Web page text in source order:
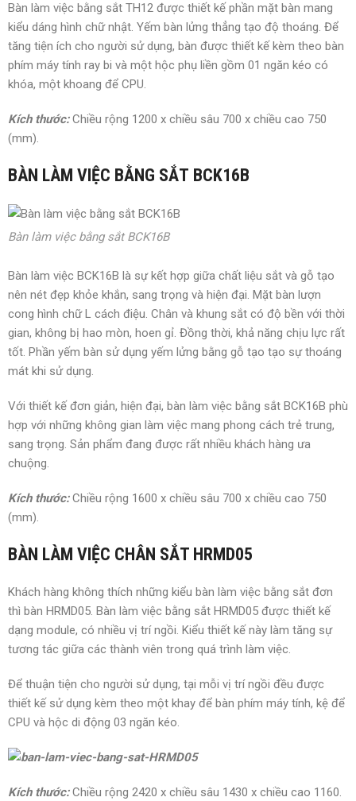
Bàn làm việc bằng sắt TH12 được thiết kế phần mặt bàn mang
kiểu dáng hình chữ nhật. Yếm bàn lửng thẳng tạo độ thoáng. Để
tăng tiện ích cho người sử dụng, bàn được thiết kế kèm theo bàn
phím máy tính ray bi và một hộc phụ liền gồm 01 ngăn kéo có
khóa, một khoang để CPU.
Kích thước:Chiều rộng 1200 x chiều sâu 700 x chiều cao 750
(mm).
BÀN LÀM VIỆC BẰNG SẮT BCK16B
Bàn làm việc bằng sắt BCK16B
Bàn làm việc BCK16B là sự kết hợp giữa chất liệu sắt và gỗ tạo
nên nét đẹp khỏe khắn, sang trọng và hiện đại. Mặt bàn lượn
cong hình chữ L cách điệu. Chân và khung sắt có độ bền với thời
gian, không bị hao mòn, hoen gỉ. Đồng thời, khả năng chịu lực rất
tốt. Phần yếm bàn sử dụng yếm lửng bằng gỗ tạo tạo sự thoáng
mát khi sử dụng.
Với thiết kế đơn giản, hiện đại, bàn làm việc bằng sắt BCK16B phù
hợp với những không gian làm việc mang phong cách trẻ trung,
sang trọng. Sản phẩm đang được rất nhiều khách hàng ưa
chuộng.
Kích thước:Chiều rộng 1600 x chiều sâu 700 x chiều cao 750
(mm).
BÀN LÀM VIỆC CHÂN SẮT HRMD05
Khách hàng không thích những kiểu bàn làm việc bằng sắt đơn
thì bàn HRMD05. Bàn làm việc bằng sắt HRMD05 được thiết kế
dạng module, có nhiều vị trí ngồi. Kiểu thiết kế này làm tăng sự
tương tác giữa các thành viên trong quá trình làm việc.
Để thuận tiện cho người sử dụng, tại mỗi vị trí ngồi đều được
thiết kế sử dụng kèm theo một khay để bàn phím máy tính, kệ để
CPU và hộc di động 03 ngăn kéo.
Kích thước:Chiều rộng 2420 x chiều sâu 1430 x chiều cao 1160.